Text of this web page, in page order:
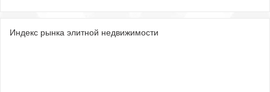
Индекс рынка элитной недвижимости